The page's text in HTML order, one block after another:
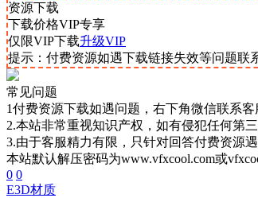
资源下载
下载价格VIP专享
仅限VIP下载升级VIP
提示：付费资源如遇下载链接失效等问题联
常见问题
1付费资源下载如遇问题，右下角微信联系客
2.本站非常重视知识产权，如有侵犯任何第
3.由于客服精力有限，只针对回答付费资源
本站默认解压密码为www.vfxcool.com或
0 0
E3D材质